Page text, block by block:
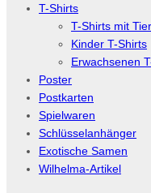
T-Shirts
T-Shirts mit
Kinder T-Shirts
Erwachsenen
Poster
Postkarten
Spielwaren
Schlüsselanhänger
Exotische Samen
Wilhelma-Artikel